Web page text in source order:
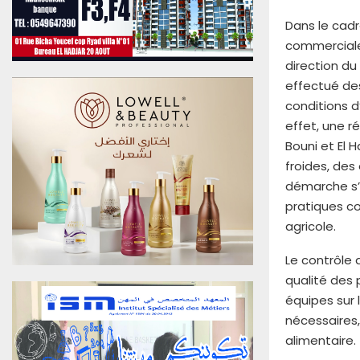
Dans le
direction
effectué
conditions
effet, une
Bouni et El
froides,
démarche
pratiques
agricole.
Le contrôle
qualité des
équipes
alimentaire.
u
0
6
A
o
6
i
o
°
4